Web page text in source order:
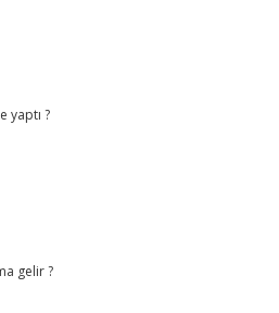
yaptı ?
gelir ?